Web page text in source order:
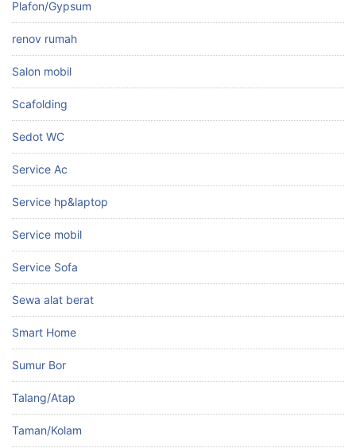
Plafon/Gypsum
renov rumah
Salon mobil
Scafolding
Sedot WC
Service Ac
Service hp&laptop
Service mobil
Service Sofa
Sewa alat berat
Smart Home
Sumur Bor
Talang/Atap
Taman/Kolam